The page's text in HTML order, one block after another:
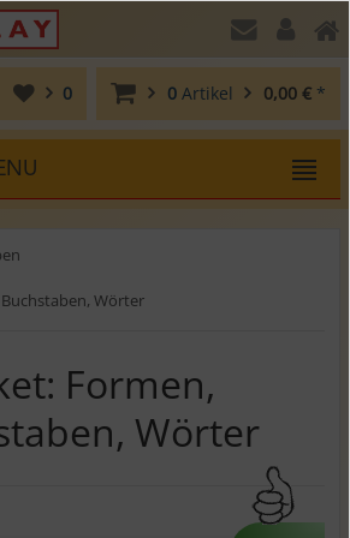
0 Artikel 0,00 € *
0
Wörter
Formen,
Wörter